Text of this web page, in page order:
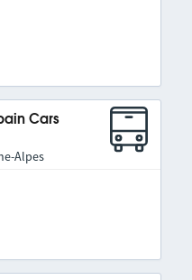
Cars
Alpes